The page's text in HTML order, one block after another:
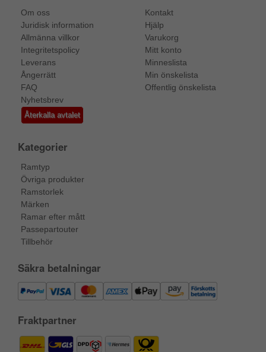
Om oss
Juridisk information
Allmänna villkor
Integritetspolicy
Leverans
Ångerrätt
FAQ
Nyhetsbrev
Återkalla avtalet
Kontakt
Hjälp
Varukorg
Mitt konto
Minneslista
Min önskelista
Offentlig önskelista
Kategorier
Ramtyp
Övriga produkter
Ramstorlek
Märken
Ramar efter mått
Passepartouter
Tillbehör
Säkra betalningar
Fraktpartner